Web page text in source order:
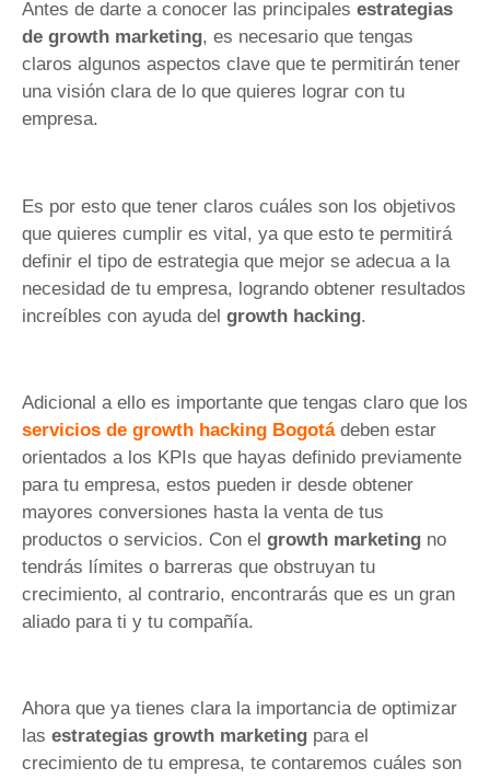
Antes de darte a conocer las principales estrategias
de growth marketing, es necesario que tengas
claros algunos aspectos clave que te permitirán tener
una visión clara de lo que quieres lograr con tu
empresa.
Es por esto que tener claros cuáles son los objetivos
que quieres cumplir es vital, ya que esto te permitirá
definir el tipo de estrategia que mejor se adecua a la
necesidad de tu empresa, logrando obtener resultados
increíbles con ayuda del growth hacking.
Adicional a ello es importante que tengas claro que los
servicios de growth hacking Bogotá deben estar
orientados a los KPIs que hayas definido previamente
para tu empresa, estos pueden ir desde obtener
mayores conversiones hasta la venta de tus
productos o servicios. Con el growth marketing no
tendrás límites o barreras que obstruyan tu
crecimiento, al contrario, encontrarás que es un gran
aliado para ti y tu compañía.
Ahora que ya tienes clara la importancia de optimizar
las estrategias growth marketing para el
crecimiento de tu empresa, te contaremos cuáles son